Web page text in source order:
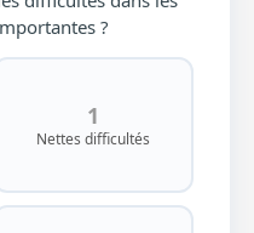
?
1
Nettes difficultés